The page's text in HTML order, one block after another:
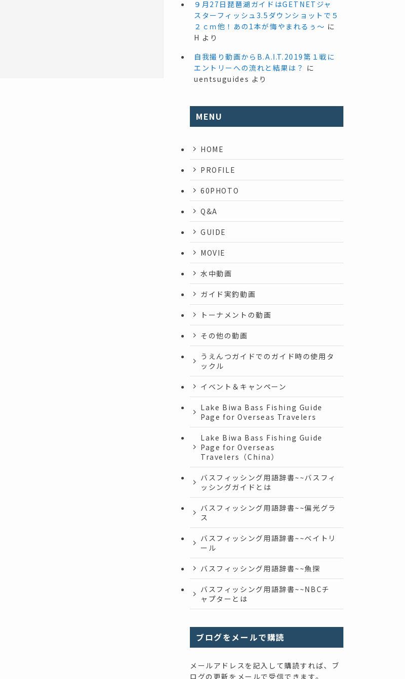
９月27日琵琶湖ガイドはGETNETジャ
スターフィッシュ3.5ダウンショットで５
２ｃｍ他！あの1本が悔やまれるぅ～ に
H より
自我撮り動画からB.A.I.T.2019第１戦に
エントリーへの流れと結果は？ に
uentsuguides より
MENU
HOME
PROFILE
60PHOTO
Q&A
GUIDE
MOVIE
水中動画
ガイド実釣動画
トーナメントの動画
その他の動画
うえんつガイドでのガイド時の使用タ
ックル
イベント＆キャンペーン
Lake Biwa Bass Fishing Guide
Page for Overseas Travelers
Lake Biwa Bass Fishing Guide
Page for Overseas
Travelers（China）
バスフィッシング用語辞書~~バスフィ
ッシングガイドとは
バスフィッシング用語辞書~~偏光グラ
ス
バスフィッシング用語辞書~~ベイトリ
ール
バスフィッシング用語辞書~~魚探
バスフィッシング用語辞書~~NBCチ
ャプターとは
ブログをメールで購読
メールアドレスを記入して購読すれば、ブ
ログの更新をメールで受信できます。